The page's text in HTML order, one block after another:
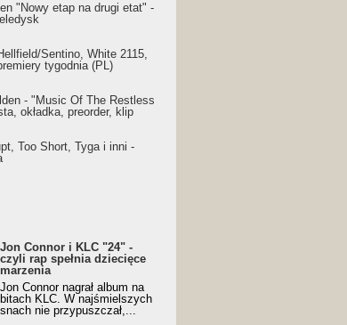
"Nowy etap na drugi etat" -
Sentino, White 2115,
tygodnia (PL)
- "Music Of The Restless
okładka, preorder, klip
Too Short, Tyga i inni -
Jon Connor i KLC "24" -
czyli rap spełnia dziecięce
marzenia
Jon Connor nagrał album na
bitach KLC. W najśmielszych
snach nie przypuszczał,...